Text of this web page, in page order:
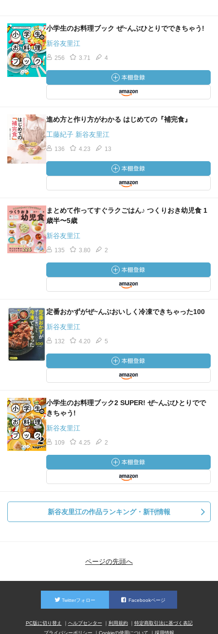
小学生のお料理ブック ぜ~んぶひとりでできちゃう!
新谷友里江
256 3.71 4
進め方と作り方がわかる はじめての『補完食』
工藤紀子 新谷友里江
136 4.23 13
まとめて作ってすぐラクごはん♪ つくりおき幼児食 1
歳半〜5歳
新谷友里江
135 3.80 2
定番おかずがぜ~んぶおいしく冷凍できちゃった100
新谷友里江
132 4.20 5
小学生のお料理ブック2 SUPER! ぜ~んぶひとりでで
きちゃう!
新谷友里江
109 4.25 2
新谷友里江の作品ランキング・新刊情報
ページの先頭へ
Twitterフォロー Facebookページ
PC版に切り替え ヘルプセンター 利用規約
特定商取引法に基づく表記
プライバシーポリシー
Cookieの使用について 採用情報